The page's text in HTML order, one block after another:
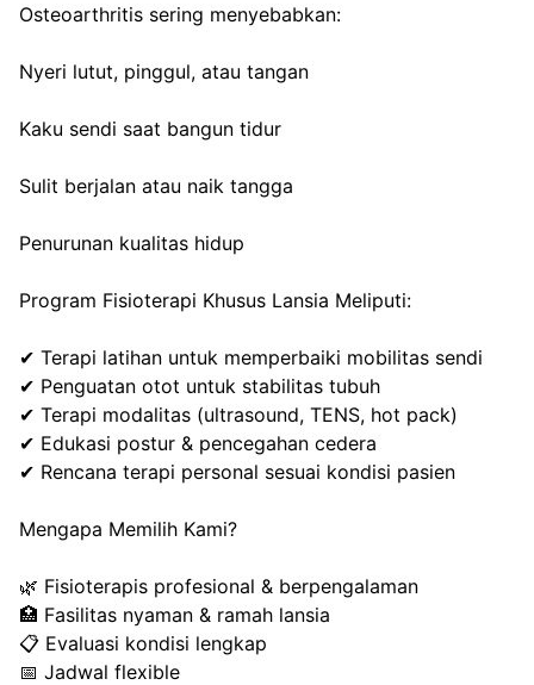
Osteoarthritis sering menyebabkan:
Nyeri lutut, pinggul, atau tangan
Kaku sendi saat bangun tidur
Sulit berjalan atau naik tangga
Penurunan kualitas hidup
Program Fisioterapi Khusus Lansia Meliputi:
✔ Terapi latihan untuk memperbaiki mobilitas sendi
✔ Penguatan otot untuk stabilitas tubuh
✔ Terapi modalitas (ultrasound, TENS, hot pack)
✔ Edukasi postur & pencegahan cedera
✔ Rencana terapi personal sesuai kondisi pasien
Mengapa Memilih Kami?
🌿 Fisioterapis profesional & berpengalaman
🏥 Fasilitas nyaman & ramah lansia
📋 Evaluasi kondisi lengkap
📅 Jadwal flexible